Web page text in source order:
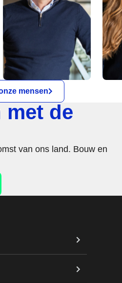
mensen
met de
van ons land. Bouw en